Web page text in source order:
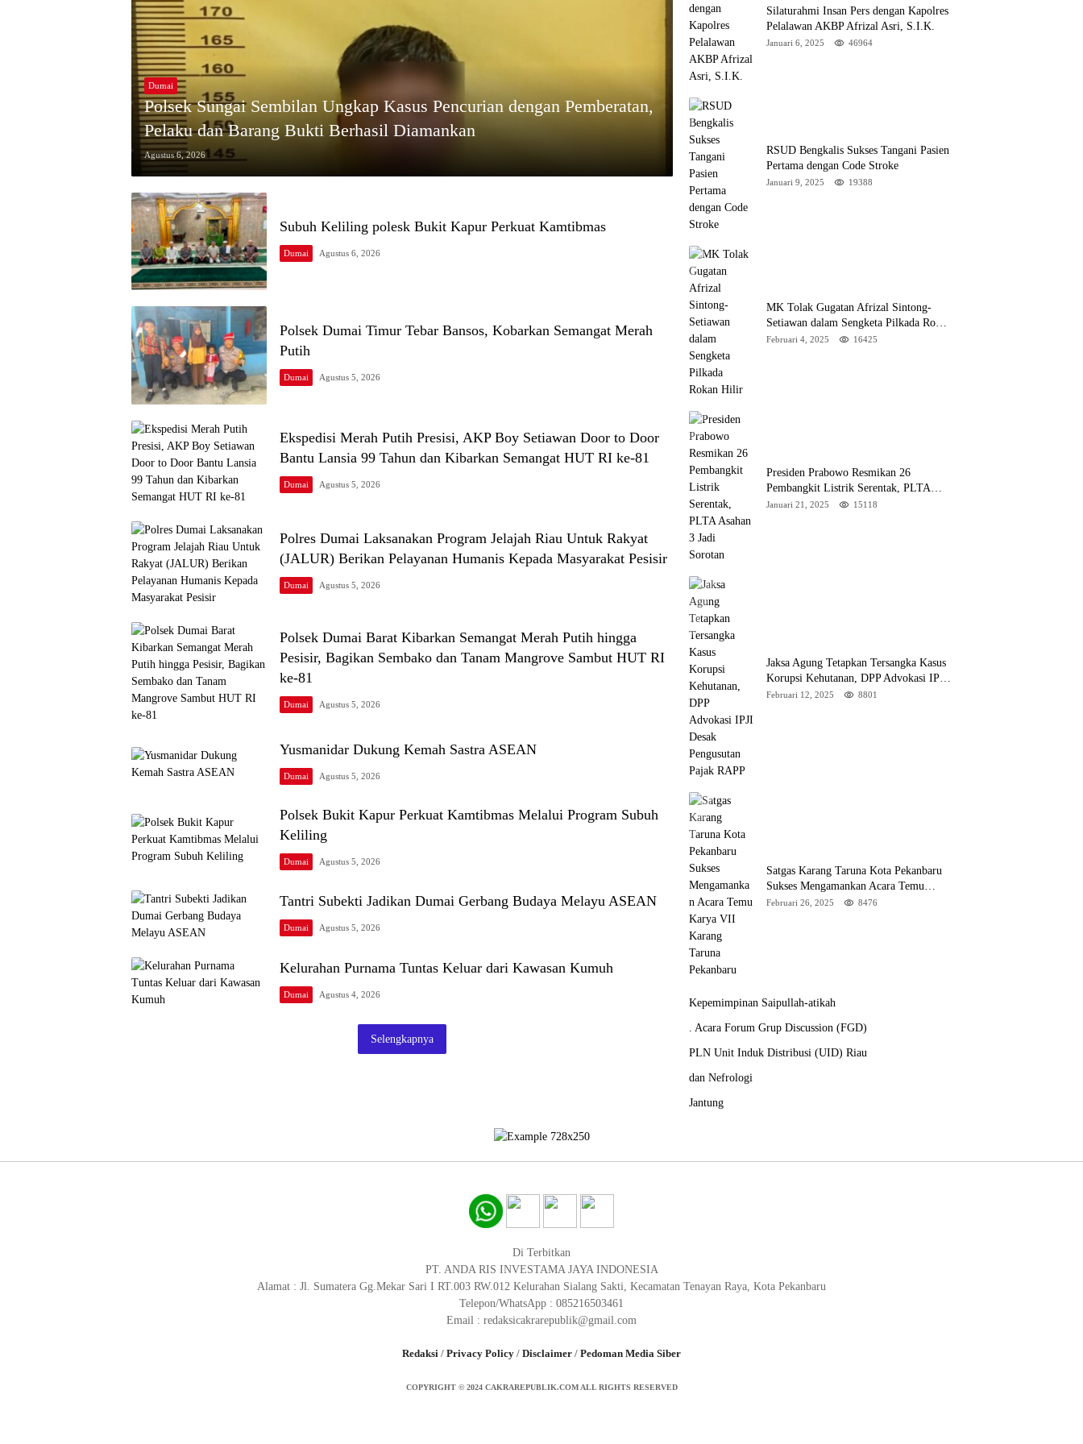
Dumai
Polsek Sungai Sembilan Ungkap Kasus Pencurian dengan Pemberatan,
Pelaku dan Barang Bukti Berhasil Diamankan
Agustus 6, 2026
Subuh Keliling polesk Bukit Kapur Perkuat Kamtibmas
Dumai Agustus 6, 2026
Polsek Dumai Timur Tebar Bansos, Kobarkan Semangat Merah
Putih
Dumai Agustus 5, 2026
Ekspedisi Merah Putih Presisi, AKP Boy Setiawan Door to Door
Bantu Lansia 99 Tahun dan Kibarkan Semangat HUT RI ke-81
Dumai Agustus 5, 2026
Polres Dumai Laksanakan Program Jelajah Riau Untuk Rakyat
(JALUR) Berikan Pelayanan Humanis Kepada Masyarakat Pesisir
Dumai Agustus 5, 2026
Polsek Dumai Barat Kibarkan Semangat Merah Putih hingga
Pesisir, Bagikan Sembako dan Tanam Mangrove Sambut HUT RI
ke-81
Dumai Agustus 5, 2026
Yusmanidar Dukung Kemah Sastra ASEAN
Dumai Agustus 5, 2026
Polsek Bukit Kapur Perkuat Kamtibmas Melalui Program Subuh
Keliling
Dumai Agustus 5, 2026
Tantri Subekti Jadikan Dumai Gerbang Budaya Melayu ASEAN
Dumai Agustus 5, 2026
Kelurahan Purnama Tuntas Keluar dari Kawasan Kumuh
Dumai Agustus 4, 2026
Selengkapnya
Silaturahmi Insan Pers dengan Kapolres
Pelalawan AKBP Afrizal Asri, S.I.K.
Januari 6, 2025 46964
RSUD Bengkalis Sukses Tangani Pasien
Pertama dengan Code Stroke
Januari 9, 2025 19388
MK Tolak Gugatan Afrizal Sintong-
Setiawan dalam Sengketa Pilkada Rokan
Hilir
Februari 4, 2025 16425
Presiden Prabowo Resmikan 26
Pembangkit Listrik Serentak, PLTA
Asahan 3 Jadi Sorotan
Januari 21, 2025 15118
Jaksa Agung Tetapkan Tersangka Kasus
Korupsi Kehutanan, DPP Advokasi IPJI
Desak Pengusutan Pajak RAPP
Februari 12, 2025 8801
Satgas Karang Taruna Kota Pekanbaru
Sukses Mengamankan Acara Temu
Karya VII Karang Taruna Pekanbaru
Februari 26, 2025 8476
Kepemimpinan Saipullah-atikah
. Acara Forum Grup Discussion (FGD)
PLN Unit Induk Distribusi (UID) Riau
dan Nefrologi
Jantung
Di Terbitkan
PT. ANDA RIS INVESTAMA JAYA INDONESIA
Alamat : Jl. Sumatera Gg.Mekar Sari I RT.003 RW.012 Kelurahan Sialang Sakti, Kecamatan Tenayan Raya, Kota Pekanbaru
Telepon/WhatsApp : 085216503461
Email : redaksicakrarepublik@gmail.com
Redaksi / Privacy Policy / Disclaimer / Pedoman Media Siber
COPYRIGHT © 2024 CAKRAREPUBLIK.COM ALL RIGHTS RESERVED